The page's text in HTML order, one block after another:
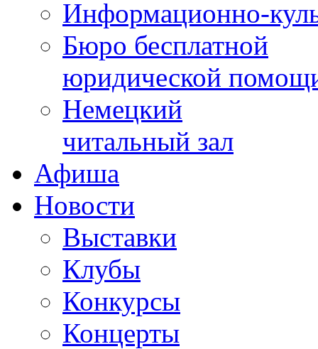
Информационно-
Бюро бесплатной
юридической
Немецкий
читальный зал
Афиша
Новости
Выставки
Клубы
Конкурсы
Концерты